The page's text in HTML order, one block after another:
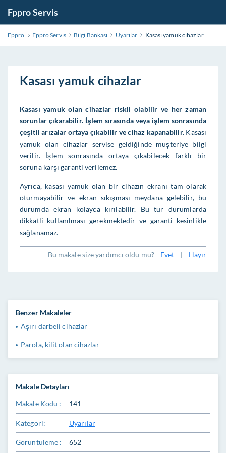
Fppro Servis
Fppro Fppro Servis Bilgi Bankası Uyarılar Kasası yamuk cihazlar
Kasası yamuk cihazlar
Kasası yamuk olan cihazlar riskli olabilir ve her zaman
sorunlar çıkarabilir. İşlem sırasında veya işlem sonrasında
çeşitli arızalar ortaya çıkabilir ve cihaz kapanabilir.Kasası
yamuk olan cihazlar servise geldiğinde müşteriye bilgi
verilir. İşlem sonrasında ortaya çıkabilecek farklı bir
soruna karşı garanti verilemez.
Ayrıca, kasası yamuk olan bir cihazın ekranı tam olarak
oturmayabilir ve ekran sıkışması meydana gelebilir, bu
durumda ekran kolayca kırılabilir. Bu tür durumlarda
dikkatli kullanılması gerekmektedir ve garanti kesinlikle
sağlanamaz.
Bu makale size yardımcı oldu mu? Evet | Hayır
Makale Detayları
Makale Kodu : 141
Kategori: Uyarılar
Görüntüleme : 652
Benzer Makaleler
Aşırı darbeli cihazlar
Parola, kilit olan cihazlar